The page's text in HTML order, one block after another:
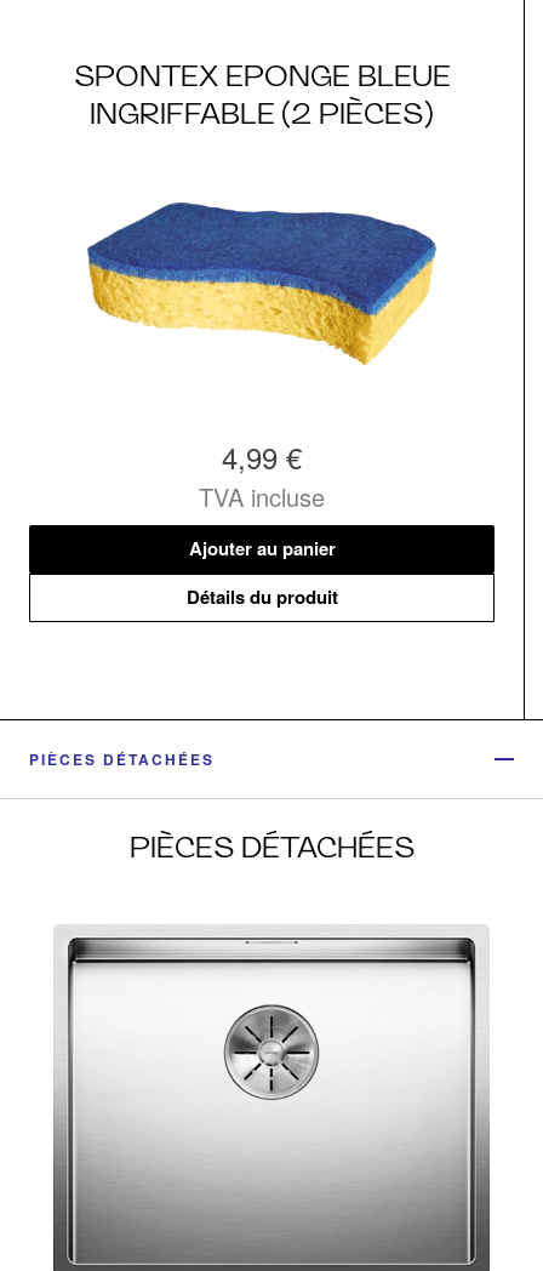
SPONTEX EPONGE BLEUE
INGRIFFABLE (2 PIÈCES)
4,99 €
TVA incluse
Ajouter au panier
Détails du produit
PIÈCES DÉTACHÉES
PIÈCES DÉTACHÉES